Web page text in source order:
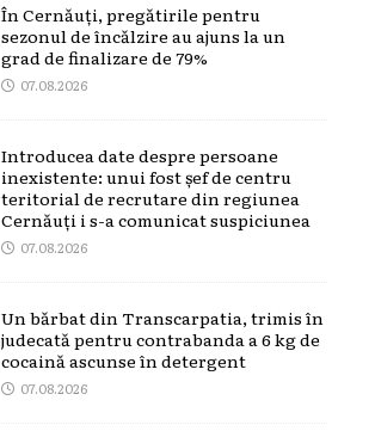
În Cernăuți, pregătirile pentru
sezonul de încălzire au ajuns la un
grad de finalizare de 79%
07.08.2026
Introducea date despre persoane
inexistente: unui fost șef de centru
teritorial de recrutare din regiunea
Cernăuți i s-a comunicat suspiciunea
07.08.2026
Un bărbat din Transcarpatia, trimis în
judecată pentru contrabanda a 6 kg de
cocaină ascunse în detergent
07.08.2026